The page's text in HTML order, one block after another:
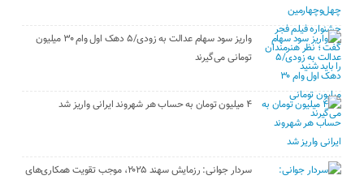
واریز سود سهام عدالت به زودی/۵ دهک اول وام ۳۰ میلیون
تومانی می‌گیرند
۴ میلیون تومان به حساب هر شهروند ایرانی واریز شد
سردار جوانی: رزمایش سهند ۲۰۲۵، موجب تقویت همکاری‌های